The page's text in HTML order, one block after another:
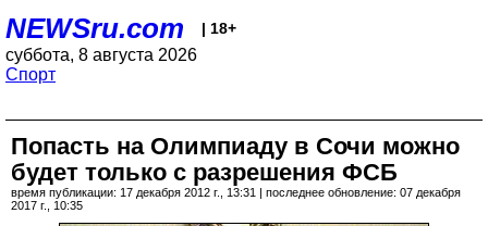
NEWSru.com | 18+
суббота, 8 августа 2026
Спорт
Попасть на Олимпиаду в Сочи можно
будет только с разрешения ФСБ
время публикации: 17 декабря 2012 г., 13:31 | последнее обновление: 07 декабря
2017 г., 10:35